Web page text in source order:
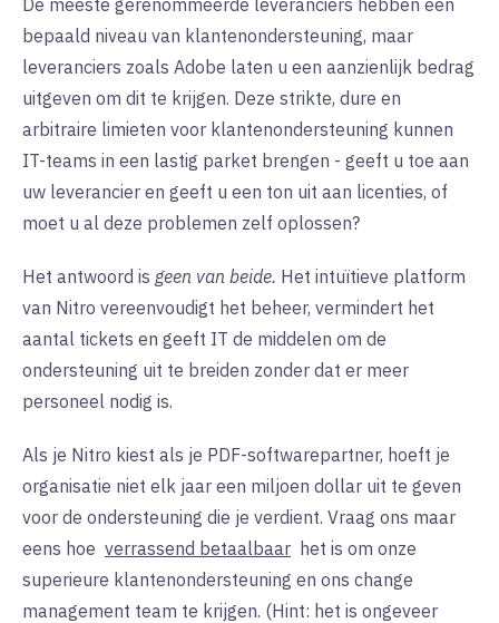
bepaald niveau van klantenondersteuning, maar
leveranciers zoals Adobe laten u een aanzienlijk bedrag
uitgeven om dit te krijgen. Deze strikte, dure en
arbitraire limieten voor klantenondersteuning kunnen
IT-teams in een lastig parket brengen - geeft u toe aan
uw leverancier en geeft u een ton uit aan licenties, of
moet u al deze problemen zelf oplossen?
Het antwoord is geen van beide. Het intuïtieve platform
van Nitro vereenvoudigt het beheer, vermindert het
aantal tickets en geeft IT de middelen om de
ondersteuning uit te breiden zonder dat er meer
personeel nodig is.
Als je Nitro kiest als je PDF-softwarepartner, hoeft je
organisatie niet elk jaar een miljoen dollar uit te geven
voor de ondersteuning die je verdient. Vraag ons maar
eens hoe verrassend betaalbaar het is om onze
superieure klantenondersteuning en ons change
management team te krijgen. (Hint: het is ongeveer